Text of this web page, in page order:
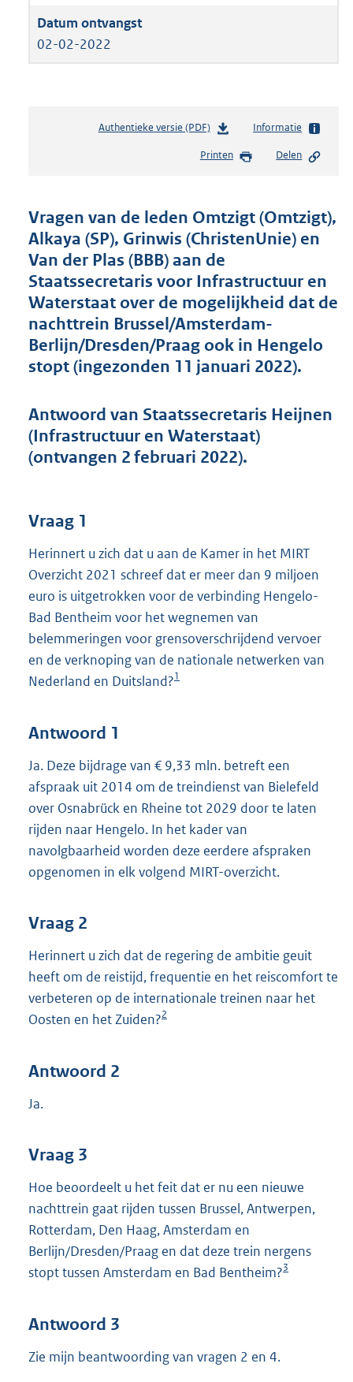
02-02-2022
Authentieke versie (PDF)b
s
d
s
g
r
o
t
t
:
4
b
Informatie
Printen Delen
Vragen van de leden Omtzigt (Omtzigt),
Alkaya (SP), Grinwis (ChristenUnie) en
Van der Plas (BBB) aan de
Staatssecretaris voor Infrastructuur en
Waterstaat over de mogelijkheid dat de
nachttrein Brussel/Amsterdam-
Berlijn/Dresden/Praag ook in Hengelo
stopt (ingezonden 11 januari 2022).
Antwoord van Staatssecretaris Heijnen
(Infrastructuur en Waterstaat)
(ontvangen 2 februari 2022).
Vraag 1
Herinnert u zich dat u aan de Kamer in het MIRT
Overzicht 2021 schreef dat er meer dan 9 miljoen
euro is uitgetrokken voor de verbinding Hengelo-
Bad Bentheim voor het wegnemen van
belemmeringen voor grensoverschrijdend vervoer
en de verknoping van de nationale netwerken van
Nederland en Duitsland?1
Antwoord 1
Ja. Deze bijdrage van € 9,33 mln. betreft een
afspraak uit 2014 om de treindienst van Bielefeld
over Osnabrück en Rheine tot 2029 door te laten
rijden naar Hengelo. In het kader van
navolgbaarheid worden deze eerdere afspraken
opgenomen in elk volgend MIRT-overzicht.
Vraag 2
Herinnert u zich dat de regering de ambitie geuit
heeft om de reistijd, frequentie en het reiscomfort te
verbeteren op de internationale treinen naar het
Oosten en het Zuiden?2
Antwoord 2
Ja.
Vraag 3
Hoe beoordeelt u het feit dat er nu een nieuwe
nachttrein gaat rijden tussen Brussel, Antwerpen,
Rotterdam, Den Haag, Amsterdam en
Berlijn/Dresden/Praag en dat deze trein nergens
stopt tussen Amsterdam en Bad Bentheim?3
Antwoord 3
Zie mijn beantwoording van vragen 2 en 4.